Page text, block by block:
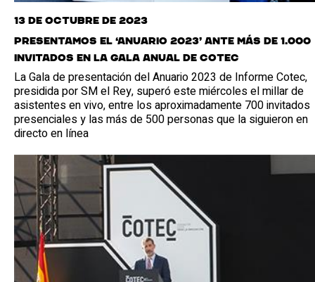
13 de octubre de 2023
Presentamos el ‘Anuario 2023’ ante más de 1.000
invitados en La Gala anual de Cotec
La Gala de presentación del Anuario 2023 de Informe Cotec,
presidida por SM el Rey, superó este miércoles el millar de
asistentes en vivo, entre los aproximadamente 700 invitados
presenciales y las más de 500 personas que la siguieron en
directo en línea